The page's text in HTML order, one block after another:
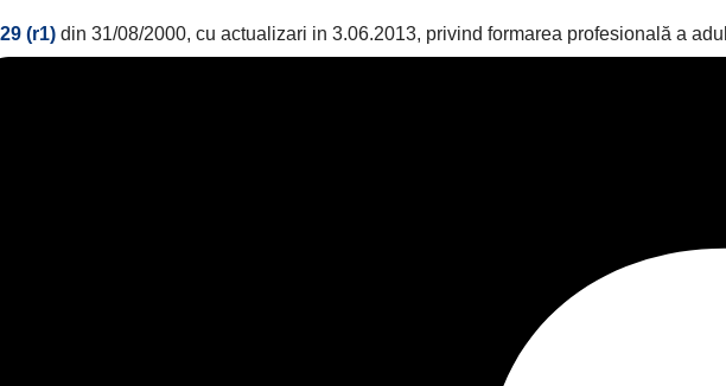
(r1)din 31/08/2000, cu actualizari in 3.06.2013, privind formarea profesională a